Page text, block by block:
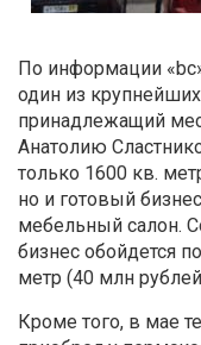
По информации
один из
принадлежащий
Анатолию
только 1600 кв.
но и готовый
мебельный салон.
бизнес обойдется
метр (40 млн
Кроме того, в мае